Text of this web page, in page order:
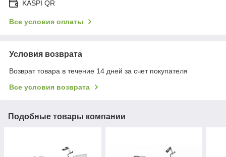
KASPI QR
Все условия оплаты
Условия возврата
Возврат товара в течение 14 дней за счет покупателя
Все условия возврата
Подобные товары компании